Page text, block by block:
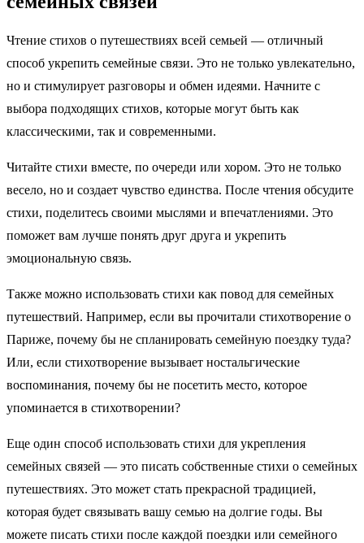
Чтение стихов о путешествиях всей семьей — отличный
способ укрепить семейные связи. Это не только увлекательно,
но и стимулирует разговоры и обмен идеями. Начните с
выбора подходящих стихов, которые могут быть как
классическими, так и современными.
Читайте стихи вместе, по очереди или хором. Это не только
весело, но и создает чувство единства. После чтения обсудите
стихи, поделитесь своими мыслями и впечатлениями. Это
поможет вам лучше понять друг друга и укрепить
эмоциональную связь.
Также можно использовать стихи как повод для семейных
путешествий. Например, если вы прочитали стихотворение о
Париже, почему бы не спланировать семейную поездку туда?
Или, если стихотворение вызывает ностальгические
воспоминания, почему бы не посетить место, которое
упоминается в стихотворении?
Еще один способ использовать стихи для укрепления
семейных связей — это писать собственные стихи о семейных
путешествиях. Это может стать прекрасной традицией,
которая будет связывать вашу семью на долгие годы. Вы
можете писать стихи после каждой поездки или семейного